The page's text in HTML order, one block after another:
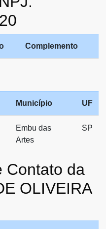
Complemento
Município UF
Embu das
Artes
SP
Contato da
OLIVEIRA